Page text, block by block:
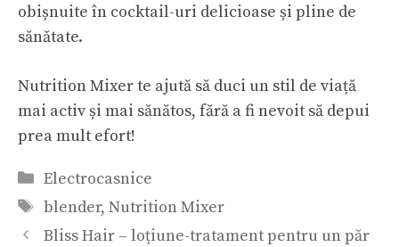
obișnuite în cocktail-uri delicioase și pline de
sănătate.
Nutrition Mixer te ajută să duci un stil de viață
mai activ și mai sănătos, fără a fi nevoit să depui
prea mult efort!
Categorii
Electrocasnice
Etichete
blender, Nutrition Mixer
Bliss Hair – loțiune-tratament pentru un păr